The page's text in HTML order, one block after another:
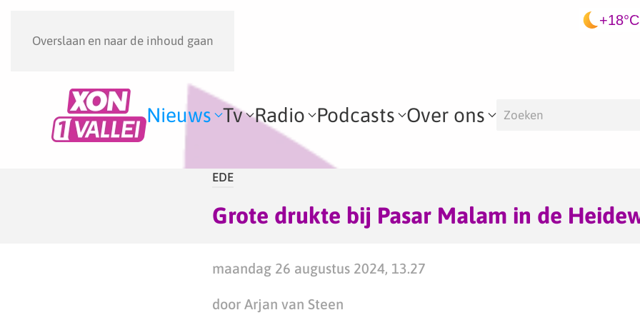
Overslaan en naar de inhoud gaan
+18°C
Nieuws Tv Radio Podcasts Over ons
EDE
Grote drukte bij Pasar Malam in de
maandag 26 augustus 2024, 13.27
door Arjan van Steen